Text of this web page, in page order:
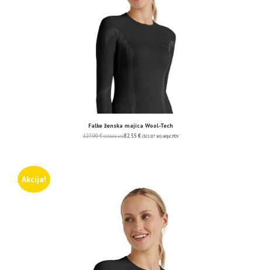
Falke ženska majica Wool-Tech
127.00€ (956.88 kn) 82.55 € (621.97 kn) uključ. PDV
Akcija!